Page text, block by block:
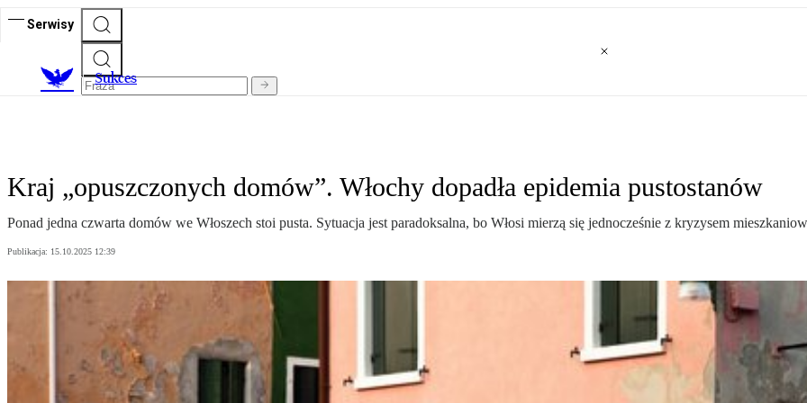
Serwisy
Sukces
Kraj „opuszczonych domów”. Włochy dopadła epidemia pustostanów
Ponad jedna czwarta domów we Włoszech stoi pusta. Sytuacja jest paradoksalna, bo Włosi mierzą się jednocześnie z kryzysem
Publikacja: 15.10.2025 12:39